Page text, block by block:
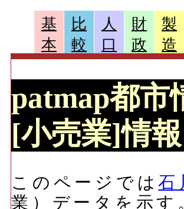
基
本
比
較
人
口
財
政
製
造
patmap都市
[小売業]情
このページでは石
業）データを示す